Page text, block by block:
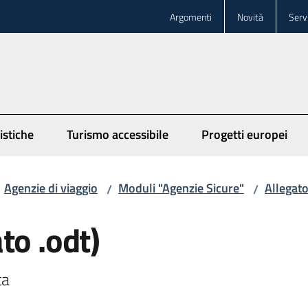
Argomenti Novità
Turismo accessibile Progetti europei
Agenzie di viaggio / Moduli "Agenzie Sicure" /
.odt)